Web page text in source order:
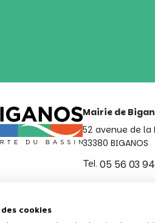
Mairie de
52 avenue de la
33380 BIGANOS
Tel. 05 56 03
cookies